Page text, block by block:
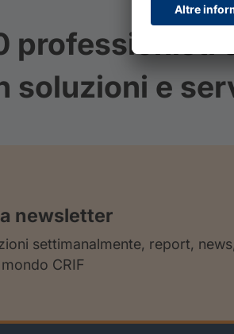
professionisti
soluzioni e
newsletter
settimanalmente, report,
CRIF